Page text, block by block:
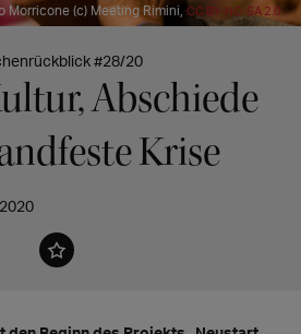
Morricone (c) Meeting Rimini, CC BY-NC-SA 2.0
#28/20
Abschiede
Krise